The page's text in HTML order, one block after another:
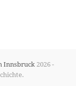
Innsbruck 2026 -